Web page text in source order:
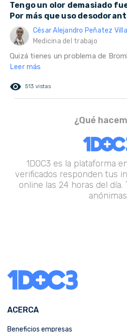
Tengo un olor demasiado
Por más que uso
César Alejandro Peñatez
Medicina del trabajo
Quizá tienes un problema de
Leer más
remove_red_eye 513 vistas
¿Qué
1DOC3 es la plataforma
verificados responden tus
online las 24 horas del día.
ACERCA
Beneficios empresas